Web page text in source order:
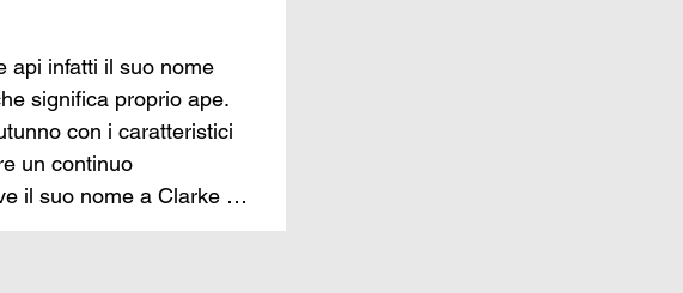
api infatti il suo nome
significa proprio ape.
con i caratteristici
un continuo
il suo nome a Clarke